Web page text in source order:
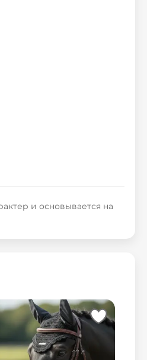
и основывается на